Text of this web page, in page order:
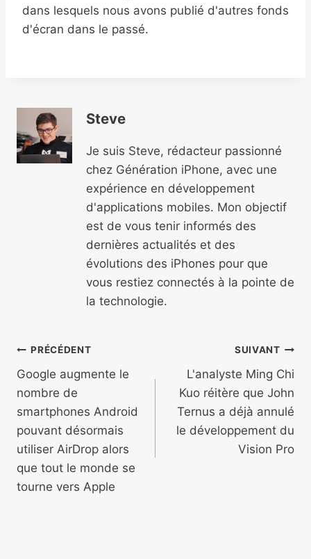
dans lesquels nous avons publié d'autres fonds
d'écran dans le passé.
Steve
Je suis Steve, rédacteur passionné
chez Génération iPhone, avec une
expérience en développement
d'applications mobiles. Mon objectif
est de vous tenir informés des
dernières actualités et des
évolutions des iPhones pour que
vous restiez connectés à la pointe de
la technologie.
Navigation
de
l’article
PRÉCÉDENT
Google augmente le
nombre de
smartphones Android
pouvant désormais
utiliser AirDrop alors
que tout le monde se
tourne vers Apple
SUIVANT
L'analyste Ming Chi
Kuo réitère que John
Ternus a déjà annulé
le développement du
Vision Pro